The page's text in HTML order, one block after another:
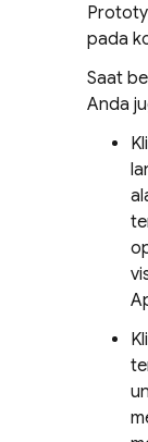
pada
Saat
Anda